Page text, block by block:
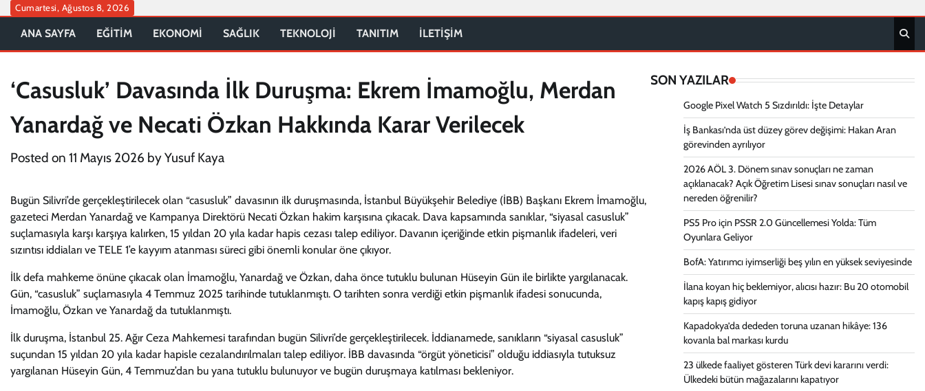
Skip
content
Cumartesi, Ağustos 8, 2026
ANA SAYFA EĞİTİM EKONOMİ SAĞLIK TEKNOLOJİ TANITIM İLETİŞİM
‘Casusluk’ Davasında İlk Duruşma: Ekrem İmamoğlu, Merdan
Yanardağ ve Necati Özkan Hakkında Karar Verilecek
Posted on 11 Mayıs 2026 byYusuf Kaya
Bugün Silivri’de gerçekleştirilecek olan “casusluk” davasının ilk duruşmasında, İstanbul Büyükşehir Belediye (İBB) Başkanı Ekrem İmamoğlu,
gazeteci Merdan Yanardağ ve Kampanya Direktörü Necati Özkan hakim karşısına çıkacak. Dava kapsamında sanıklar, “siyasal casusluk”
suçlamasıyla karşı karşıya kalırken, 15 yıldan 20 yıla kadar hapis cezası talep ediliyor. Davanın içeriğinde etkin pişmanlık ifadeleri, veri
sızıntısı iddiaları ve TELE 1’e kayyım atanması süreci gibi önemli konular öne çıkıyor.
İlk defa mahkeme önüne çıkacak olan İmamoğlu, Yanardağ ve Özkan, daha önce tutuklu bulunan Hüseyin Gün ile birlikte yargılanacak.
Gün, “casusluk” suçlamasıyla 4 Temmuz 2025 tarihinde tutuklanmıştı. O tarihten sonra verdiği etkin pişmanlık ifadesi sonucunda,
İmamoğlu, Özkan ve Yanardağ da tutuklanmıştı.
İlk duruşma, İstanbul 25. Ağır Ceza Mahkemesi tarafından bugün Silivri’de gerçekleştirilecek. İddianamede, sanıkların “siyasal casusluk”
suçundan 15 yıldan 20 yıla kadar hapisle cezalandırılmaları talep ediliyor. İBB davasında “örgüt yöneticisi” olduğu iddiasıyla tutuksuz
yargılanan Hüseyin Gün, 4 Temmuz’dan bu yana tutuklu bulunuyor ve bugün duruşmaya katılması bekleniyor.
SON YAZILAR
Google Pixel Watch 5 Sızdırıldı: İşte Detaylar
İş Bankası’nda üst düzey görev değişimi: Hakan Aran
görevinden ayrılıyor
2026 AÖL 3. Dönem sınav sonuçları ne zaman
açıklanacak? Açık Öğretim Lisesi sınav sonuçları nasıl ve
nereden öğrenilir?
PS5 Pro için PSSR 2.0 Güncellemesi Yolda: Tüm
Oyunlara Geliyor
BofA: Yatırımcı iyimserliği beş yılın en yüksek seviyesinde
İlana koyan hiç beklemiyor, alıcısı hazır: Bu 20 otomobil
kapış kapış gidiyor
Kapadokya’da dededen toruna uzanan hikâye: 136
kovanla bal markası kurdu
23 ülkede faaliyet gösteren Türk devi kararını verdi:
Ülkedeki bütün mağazalarını kapatıyor